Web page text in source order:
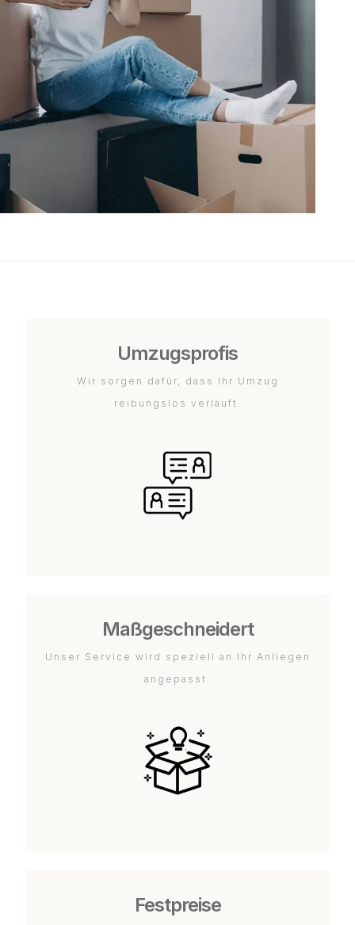
Umzugsprofis
Wir sorgen dafür, dass Ihr Umzug
reibungslos verläuft.
Maßgeschneidert
Unser Service wird speziell an Ihr Anliegen
angepasst.
Festpreise